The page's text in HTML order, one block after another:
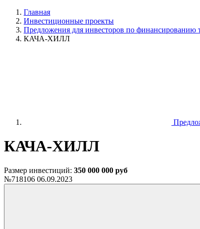
Главная
Инвестиционные проекты
Предложения для инвесторов по финансированию
КАЧА-ХИЛЛ
КАЧА-ХИЛЛ
Размер инвестиций: 350 000 000 руб
№718106 06.09.2023